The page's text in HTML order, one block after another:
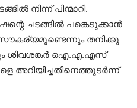
നിന്ന് പിന്മാറി.
ചടങ്ങിൽ പങ്കെടുക്കാൻ
തനിക്കു
ശിവശങ്കർ ഐ.എ.എസ്
അറിയിച്ചതിനെത്തുടർന്ന്